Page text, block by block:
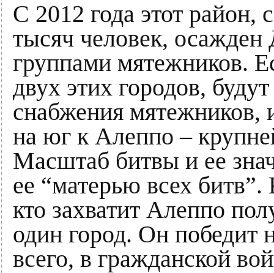
С 2012 года этот район,
тысяч человек,
группами мятежников.
двух этих городов,
снабжения мятежников,
на юг к Алеппо –
Масштаб битвы и ее
ее “матерью всех битв”.
кто захватит Алеппо
один город. Он победит
всего, в гражданской